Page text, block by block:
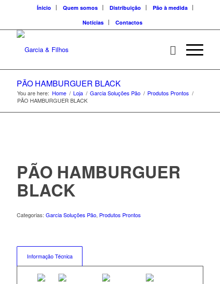
Ínicio Quem somos Distribuição
Pão à medida
Notícias
Contactos
PÃO HAMBURGUER BLACK
You are here: Home / Loja / Garcia Soluções Pão / Produtos Prontos /
PÃO HAMBURGUER BLACK
PÃO HAMBURGUER
BLACK
Categorias: Garcia Soluções Pão, Produtos Prontos
Informação Técnica